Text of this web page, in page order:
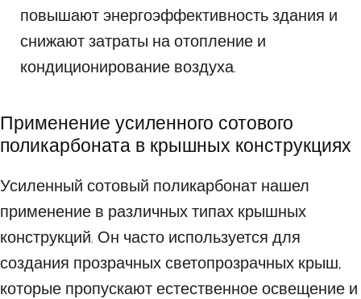
повышают энергоэффективность здания и
снижают затраты на отопление и
кондиционирование воздуха.
Применение усиленного сотового
поликарбоната в крышных конструкциях
Усиленный сотовый поликарбонат нашел
применение в различных типах крышных
конструкций. Он часто используется для
создания прозрачных светопрозрачных крыш,
которые пропускают естественное освещение и